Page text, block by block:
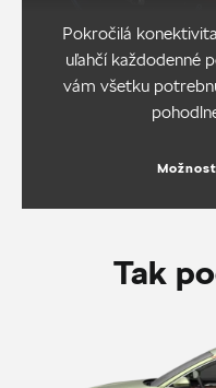
Pokročilá
uľahčí každodenné
vám všetku
Tak